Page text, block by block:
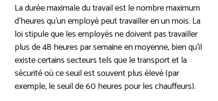
La durée maximale du travail est le nombre maximum
d’heures qu’un employé peut travailler en un mois. La
loi stipule que les employés ne doivent pas travailler
plus de 48 heures par semaine en moyenne, bien qu’il
existe certains secteurs tels que le transport et la
sécurité où ce seuil est souvent plus élevé (par
exemple, le seuil de 60 heures pour les chauffeurs).